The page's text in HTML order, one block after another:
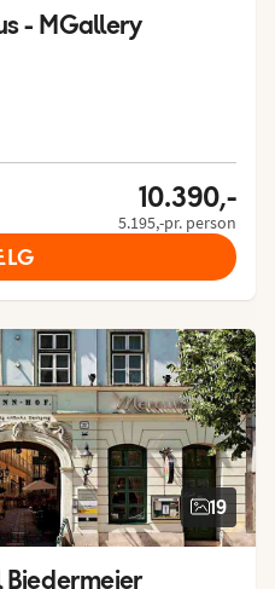
- MGallery
fra Spies gæster: 4.636/5
fra Tripadvisor: 4.4 of 5
10.390,-
5.195,-pr. person
19
Biedermeier